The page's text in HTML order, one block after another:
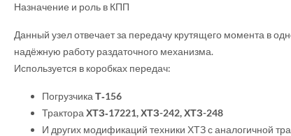
Назначение и роль в КПП
Данный узел отвечает за передачу крутящего момента в
надёжную работу раздаточного механизма.
Используется в коробках передач:
Погрузчика Т‑156
Трактора ХТЗ‑17221, ХТЗ-242, ХТЗ-248
И других модификаций техники ХТЗ с аналогичной